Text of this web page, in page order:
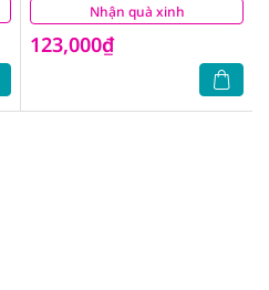
Nhận quà xinh
123,000₫
(3)